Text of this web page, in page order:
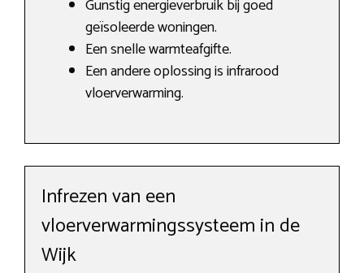
Gunstig energieverbruik bij goed
geïsoleerde woningen.
Een snelle warmteafgifte.
Een andere oplossing is infrarood
vloerverwarming.
Infrezen van een
vloerverwarmingssysteem in de
Wijk